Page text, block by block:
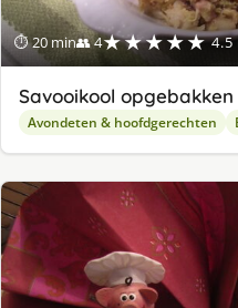
⏱ 20 min👥 4★★★★★ 4.5
Savooikool
Avondeten & hoofdgerechten